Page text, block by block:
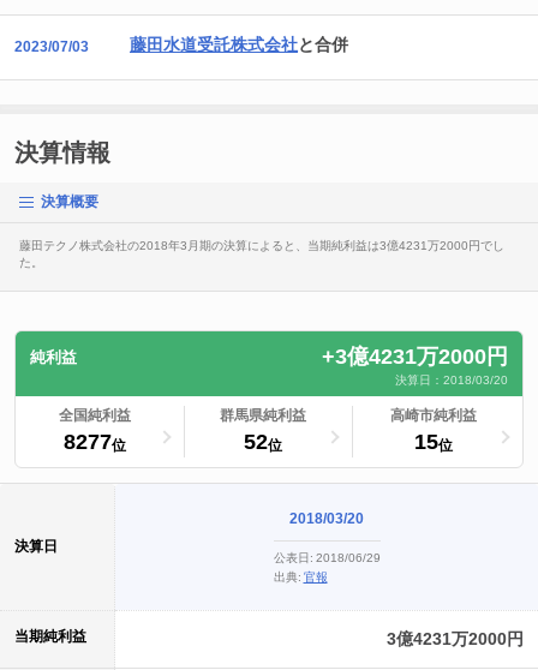
2023/07/03 藤田水道受託株式会社と合併
決算情報
決算概要
藤田テクノ株式会社の2018年3月期の決算によると、当期純利益は3億4231万2000円でし
た。
純利益 +3億4231万2000円
決算日：2018/03/20
全国純利益
8277位
ランキングへ 群馬県純利益
52位
ランキングへ 高崎市純利益
15位
ランキングへ
2018/03/20
公表日: 2018/06/29
出典: 官報
3億4231万2000円
決算日
当期純利益